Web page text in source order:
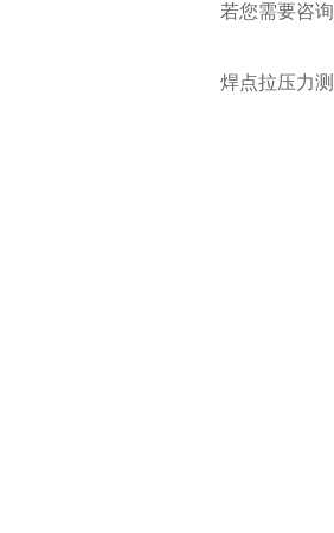
若您需要咨
焊点拉压力